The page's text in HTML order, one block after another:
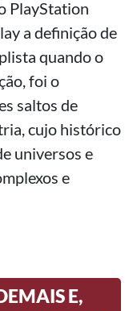
PlayStation
a definição de
quando o
foi o
saltos de
cujo histórico
universos e
e
E,